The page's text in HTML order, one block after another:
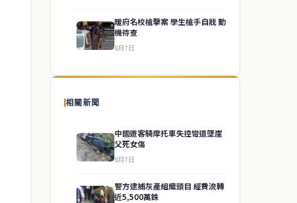
暖府名校槍擊案 學生槍手自戕 動
機待查
8月7日
相關新聞
中國遊客騎摩托車失控彎道墜崖
父死女傷
8月7日
警方逮捕灰產組織頭目 經費流轉
近5,500萬銖